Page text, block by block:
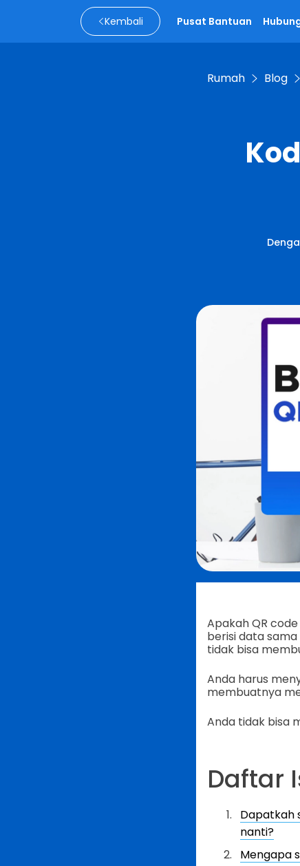
Kembali Pusat Bantuan
Rumah Blog
Apakah QR
berisi data
tidak bisa
Anda harus
membuatnya
Anda tidak bisa
Daftar
Dapatkah
nanti?
Mengapa